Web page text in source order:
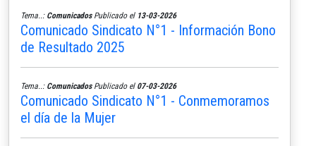
Tema..: ComunicadosPublicado el 13-03-2026
Comunicado Sindicato N°1 - Información Bono
de Resultado 2025
Tema..: ComunicadosPublicado el 07-03-2026
Comunicado Sindicato N°1 - Conmemoramos
el día de la Mujer